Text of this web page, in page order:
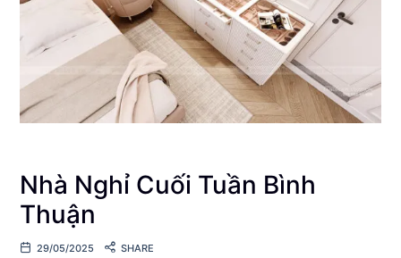
Nhà Nghỉ Cuối Tuần Bình
Thuận
29/05/2025 SHARE